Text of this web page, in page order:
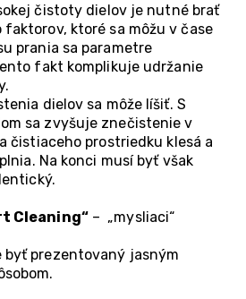
čistoty dielov je nutné brať
ktoré sa môžu v čase
prania sa parametre
fakt komplikuje udržanie
dielov sa môže líšiť. S
sa zvyšuje znečistenie v
čistiaceho prostriedku klesá a
Na konci musí byť však
Cleaning“– „mysliaci“
byť prezentovaný jasným